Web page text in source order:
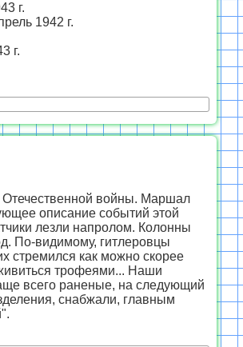
г.
1942 г.
г.
войны. Маршал
описание событий этой
лезли напролом. Колонны
По-видимому, гитлеровцы
стремился как можно скорее
трофеями... Наши
всего раненые, на следующий
снабжали, главным